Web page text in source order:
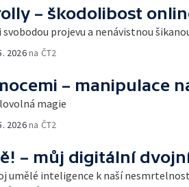
– škodolibost
svobodou projevu a nenávistnou
2026na ČT2
– manipulace
magie
2026na ČT2
– můj digitální
umělé inteligence k naší